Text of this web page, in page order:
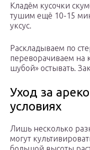
Кладём кусочки
тушим ещё 10-15
уксус.
Раскладываем по
переворачиваем на
шубой» остывать.
Уход за
условиях
Лишь несколько
могут